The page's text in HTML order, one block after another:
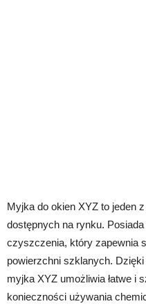
Myjka do okien XYZ to jeden
dostępnych na rynku.
czyszczenia, który zapewnia
powierzchni szklanych.
myjka XYZ umożliwia łatwe i
konieczności używania